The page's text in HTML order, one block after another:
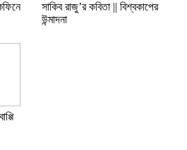
সাকিব রাজু’র কবিতা || বিশ্বকাপের
উন্মাদনা